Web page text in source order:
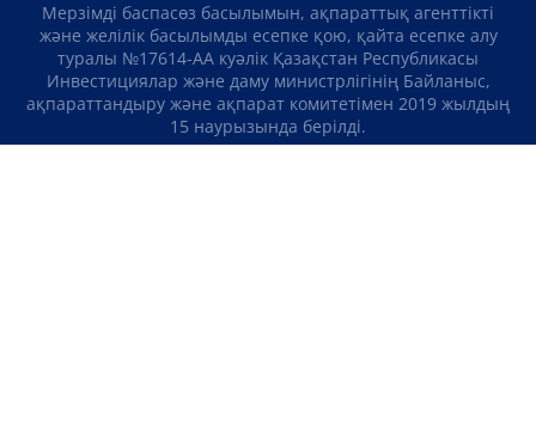
Мерзімді баспасөз басылымын, ақпараттық агенттікті
және желілік басылымды есепке қою, қайта есепке алу
туралы №17614-АА куәлік Қазақстан Республикасы
Инвестициялар және даму министрлігінің Байланыс,
ақпараттандыру және ақпарат комитетімен 2019 жылдың
15 наурызында берілді.